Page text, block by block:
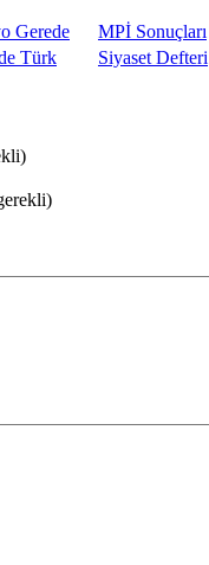
Gerede
MPİ Sonuçları
Türk Siyaset Defteri